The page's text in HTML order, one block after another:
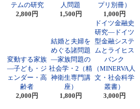
テムの研究
2,800円
人問題
1,500円
プリ別冊）
1,000円
変動する家族
―子ども・ジ
ェンダー・高
齢者
2,000円
結婚と夫婦を
めぐる諸問題
―家族問題の
社会学・2（精
神衛生専門講
座）
1,800円
ドイツ金融史
研究―ドイツ
型金融システ
ムとライヒス
バンク
（MINERVA人
文・社会科学
叢書）
3,000円